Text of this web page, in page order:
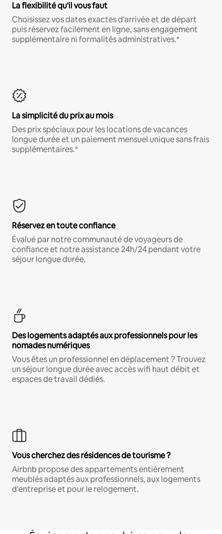
La flexibilité qu'il vous faut
Choisissez vos dates exactes d'arrivée et de départ
puis réservez facilement en ligne, sans engagement
supplémentaire ni formalités administratives.*
La simplicité du prix au mois
Des prix spéciaux pour les locations de vacances
longue durée et un paiement mensuel unique sans frais
supplémentaires.*
Réservez en toute confiance
Évalué par notre communauté de voyageurs de
confiance et notre assistance 24h/24 pendant votre
séjour longue durée.
Des logements adaptés aux professionnels pour les
nomades numériques
Vous êtes un professionnel en déplacement ? Trouvez
un séjour longue durée avec accès wifi haut débit et
espaces de travail dédiés.
Vous cherchez des résidences de tourisme ?
Airbnb propose des appartements entièrement
meublés adaptés aux professionnels, aux logements
d'entreprise et pour le relogement.